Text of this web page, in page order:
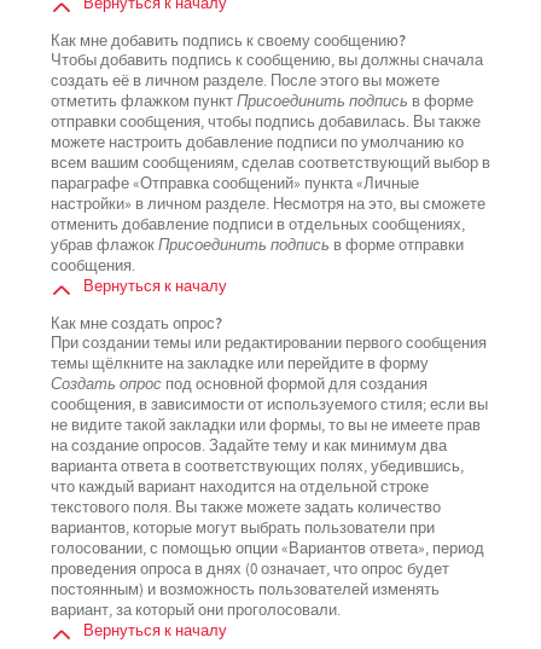
Как мне добавить подпись к своему сообщению?
Чтобы добавить подпись к сообщению, вы должны сначала
создать её в личном разделе. После этого вы можете
отметить флажком пунктПрисоединить подпись в форме
отправки сообщения, чтобы подпись добавилась. Вы также
можете настроить добавление подписи по умолчанию ко
всем вашим сообщениям, сделав соответствующий выбор в
параграфе «Отправка сообщений» пункта «Личные
настройки» в личном разделе. Несмотря на это, вы сможете
отменить добавление подписи в отдельных сообщениях,
убрав флажокПрисоединить подпись в форме отправки
сообщения.
Вернуться к началу
Как мне создать опрос?
При создании темы или редактировании первого сообщения
темы щёлкните на закладке или перейдите в форму
Создать опроспод основной формой для создания
сообщения, в зависимости от используемого стиля; если вы
не видите такой закладки или формы, то вы не имеете прав
на создание опросов. Задайте тему и как минимум два
варианта ответа в соответствующих полях, убедившись,
что каждый вариант находится на отдельной строке
текстового поля. Вы также можете задать количество
вариантов, которые могут выбрать пользователи при
голосовании, с помощью опции «Вариантов ответа», период
проведения опроса в днях (0 означает, что опрос будет
постоянным) и возможность пользователей изменять
вариант, за который они проголосовали.
Вернуться к началу